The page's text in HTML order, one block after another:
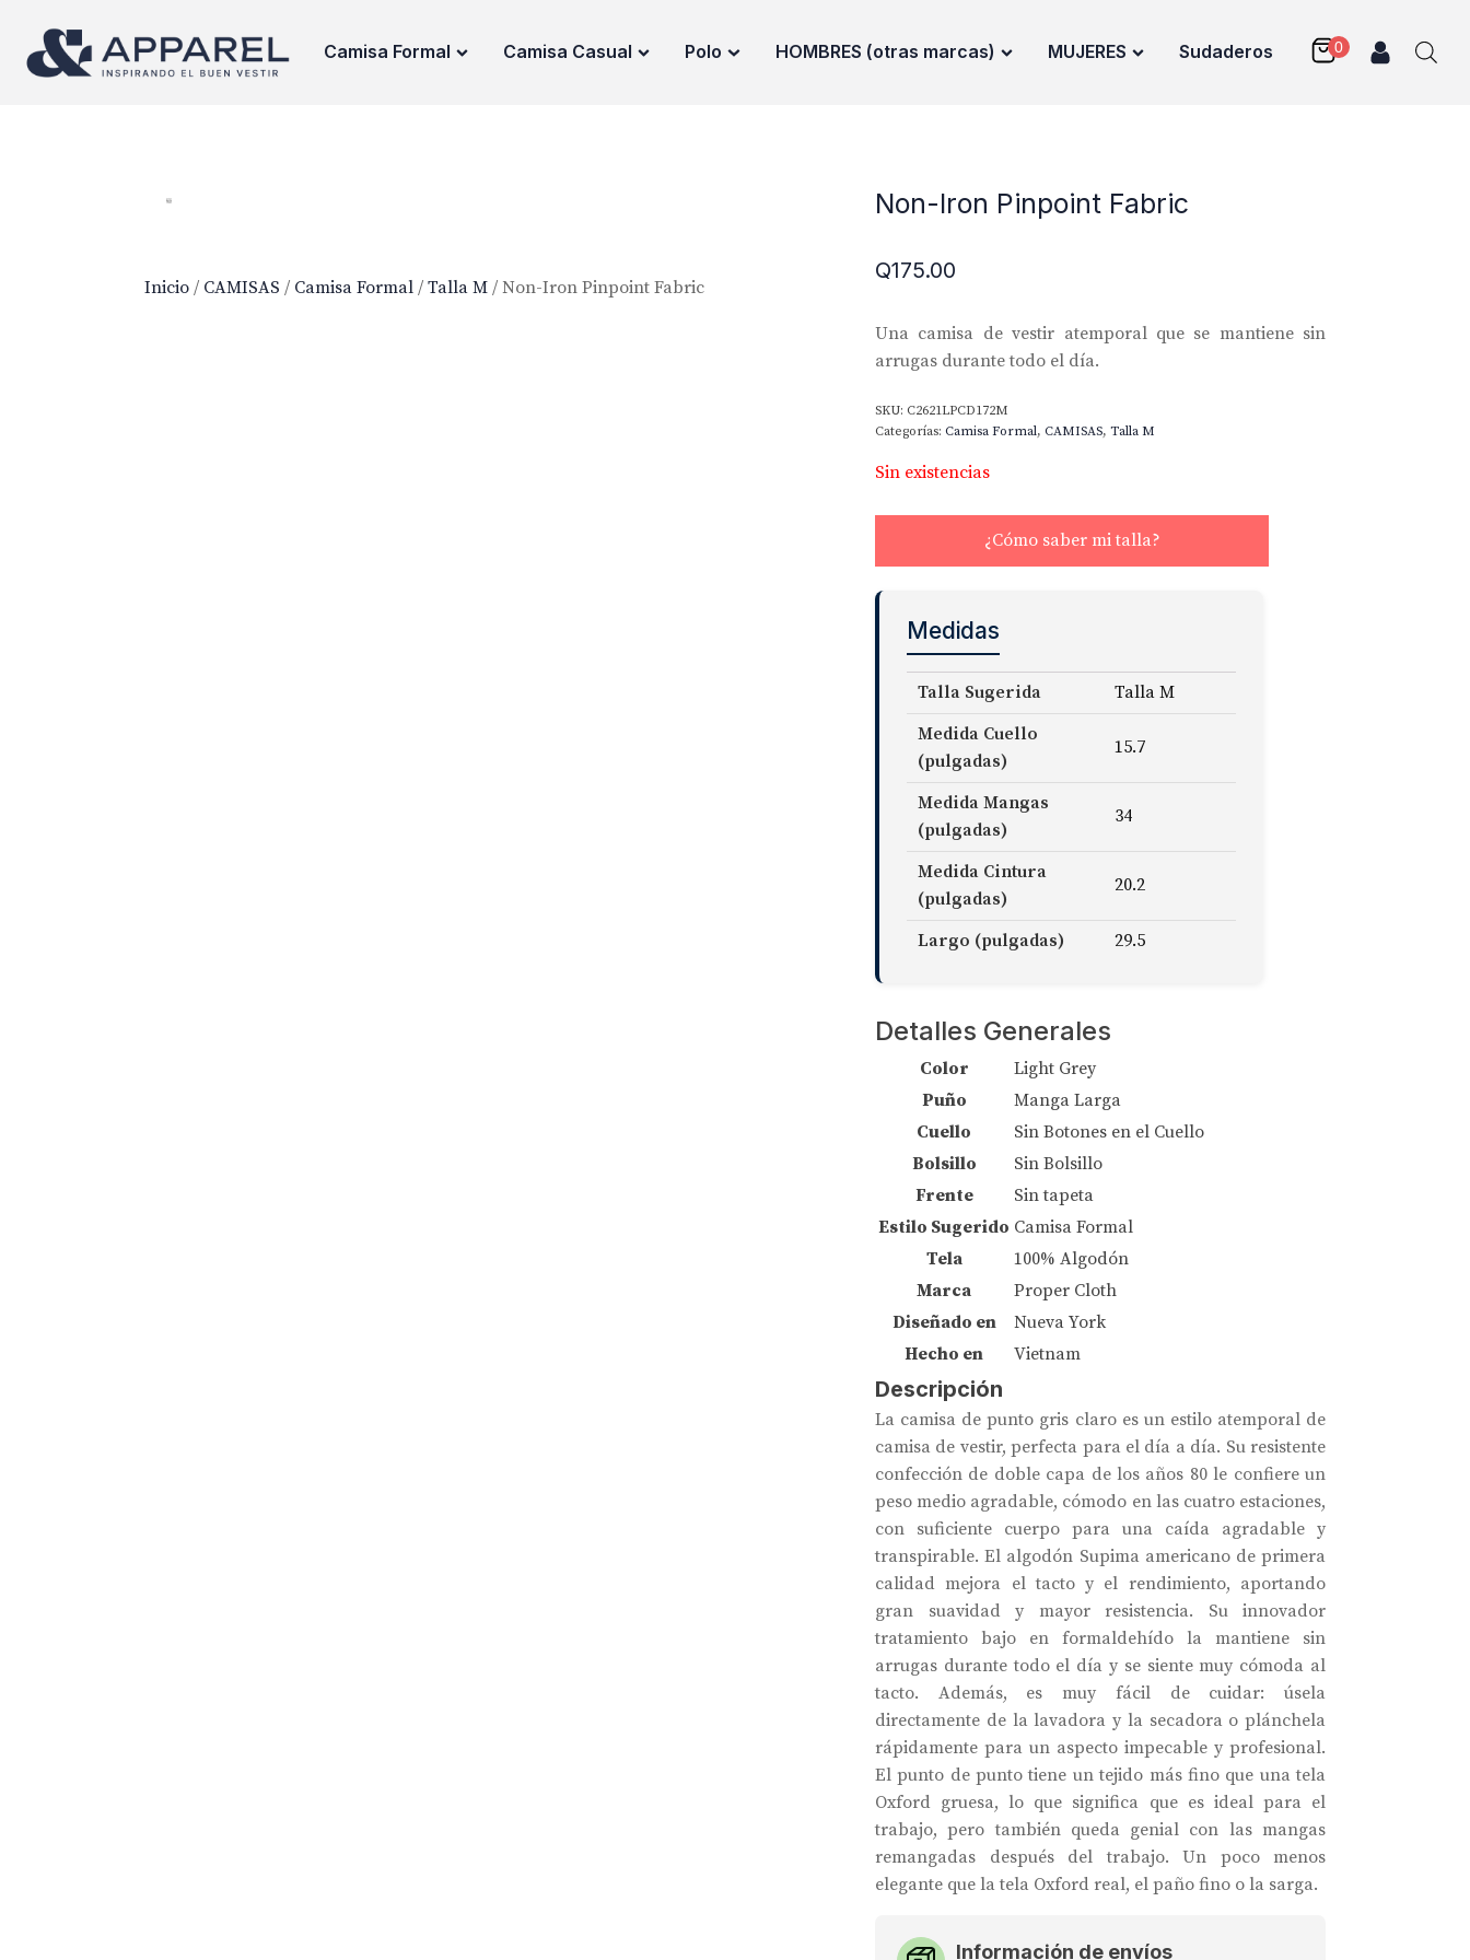
Camisa Formal Camisa Casual Polo HOMBRES (otras marcas) MUJERES Sudaderos
Inicio / CAMISAS / Camisa Formal / Talla M / Non-Iron Pinpoint Fabric
Non-Iron Pinpoint Fabric
Q175.00
Una camisa de vestir atemporal que se mantiene sin
arrugas durante todo el día.
SKU: C2621LPCD172M
Categorías: Camisa Formal, CAMISAS, Talla M
Sin existencias
¿Cómo saber mi talla?
Medidas
Talla Sugerida
Talla M
Medida Cuello
(pulgadas)
15.7
Medida Mangas
(pulgadas)
34
Medida Cintura
(pulgadas)
20.2
Largo (pulgadas) 29.5
Detalles Generales
Color
Light Grey
Puño
Manga Larga
Cuello
Sin Botones en el Cuello
Bolsillo
Sin Bolsillo
Frente
Sin tapeta
Estilo Sugerido Camisa Formal
Tela
100% Algodón
Marca
Proper Cloth
Diseñado en
Nueva York
Hecho en
Vietnam
Descripción
La camisa de punto gris claro es un estilo atemporal de
camisa de vestir, perfecta para el día a día. Su resistente
confección de doble capa de los años 80 le confiere un
peso medio agradable, cómodo en las cuatro estaciones,
con suficiente cuerpo para una caída agradable y
transpirable. El algodón Supima americano de primera
calidad mejora el tacto y el rendimiento, aportando
gran suavidad y mayor resistencia. Su innovador
tratamiento bajo en formaldehído la mantiene sin
arrugas durante todo el día y se siente muy cómoda al
tacto. Además, es muy fácil de cuidar: úsela
directamente de la lavadora y la secadora o plánchela
rápidamente para un aspecto impecable y profesional.
El punto de punto tiene un tejido más fino que una tela
Oxford gruesa, lo que significa que es ideal para el
trabajo, pero también queda genial con las mangas
remangadas después del trabajo. Un poco menos
elegante que la tela Oxford real, el paño fino o la sarga.
Información de envíos